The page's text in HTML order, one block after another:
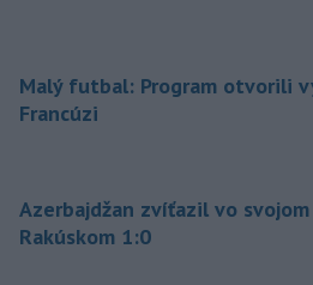
Malý futbal: Program otvorili
Francúzi
Azerbajdžan zvíťazil vo
Rakúskom 1:0